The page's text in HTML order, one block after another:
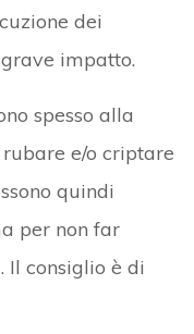
dei
impatto.
spesso alla
e/o criptare
quindi
per non far
consiglio è di